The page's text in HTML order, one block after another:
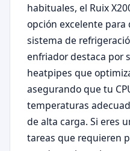
habituales, el Ruix
opción excelente
sistema de
enfriador destaca por
heatpipes que
asegurando que tu
temperaturas
de alta carga. Si eres
tareas que requieren